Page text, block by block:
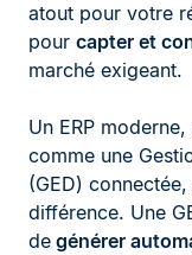
atout pour votre
pour capter et
marché exigeant.
Un ERP
comme une
(GED)
différence. Une
de générer